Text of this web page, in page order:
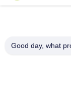
Good day, what